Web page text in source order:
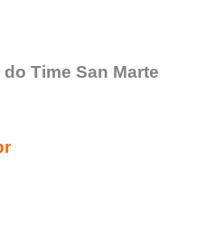
Time San Marte